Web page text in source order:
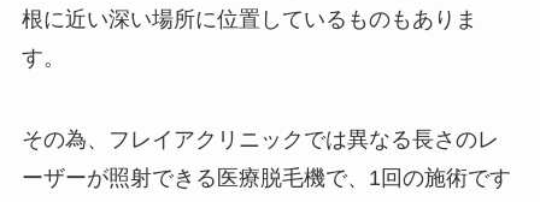
根に近い深い場所に位置しているものもありま
す。
その為、フレイアクリニックでは異なる長さのレ
ーザーが照射できる医療脱毛機で、1回の施術です